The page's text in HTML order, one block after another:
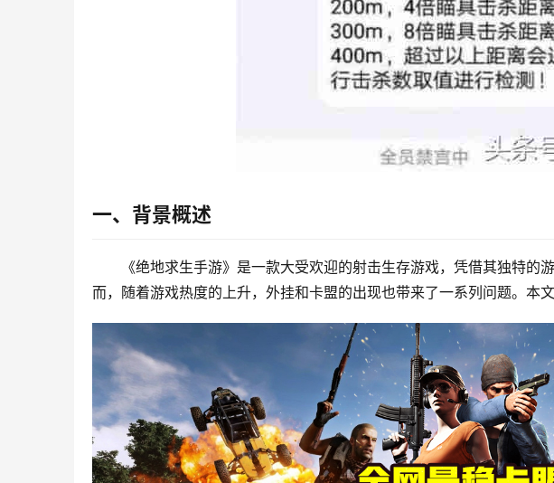
一、背景概述
《绝地求生手游》是一款大受欢迎的射击生存游戏，凭借其独特的
而，随着游戏热度的上升，外挂和卡盟的出现也带来了一系列问题。本